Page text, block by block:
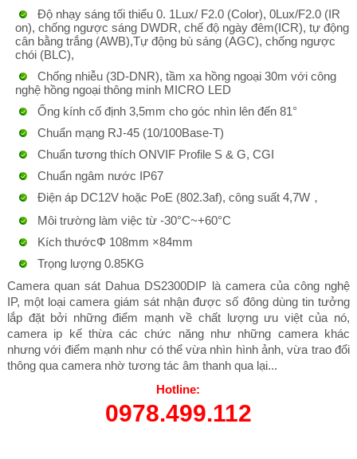
Độ nhạy sáng tối thiểu 0. 1Lux/ F2.0 (Color), 0Lux/F2.0 (IR
on), chống ngược sáng DWDR, chế độ ngày đêm(ICR), tự động
cân bằng trắng (AWB),Tự động bù sáng (AGC), chống ngược
chói (BLC),
Chống nhiễu (3D-DNR), tầm xa hồng ngoại 30m với công
nghệ hồng ngoại thông minh MICRO LED
Ống kính cố định 3,5mm cho góc nhìn lên đến 81°
Chuẩn mạng RJ-45 (10/100Base-T)
Chuẩn tương thích ONVIF Profile S & G, CGI
Chuẩn ngâm nước IP67
Điện áp DC12V hoặc PoE (802.3af), công suất 4,7W，
Môi trường làm việc từ -30°C~+60°C
Kích thướcΦ 108mm ×84mm
Trọng lượng 0.85KG
Camera quan sát Dahua DS2300DIP là camera của công nghệ
IP, một loại camera giám sát nhận được số đông dùng tin tưởng
lắp đặt bởi những điểm mạnh về chất lượng ưu việt của nó,
camera ip kế thừa các chức năng như những camera khác
nhưng với điểm mạnh như có thể vừa nhìn hình ảnh, vừa trao đổi
thông qua camera nhờ tương tác âm thanh qua lại...
Hotline:
0978.499.112